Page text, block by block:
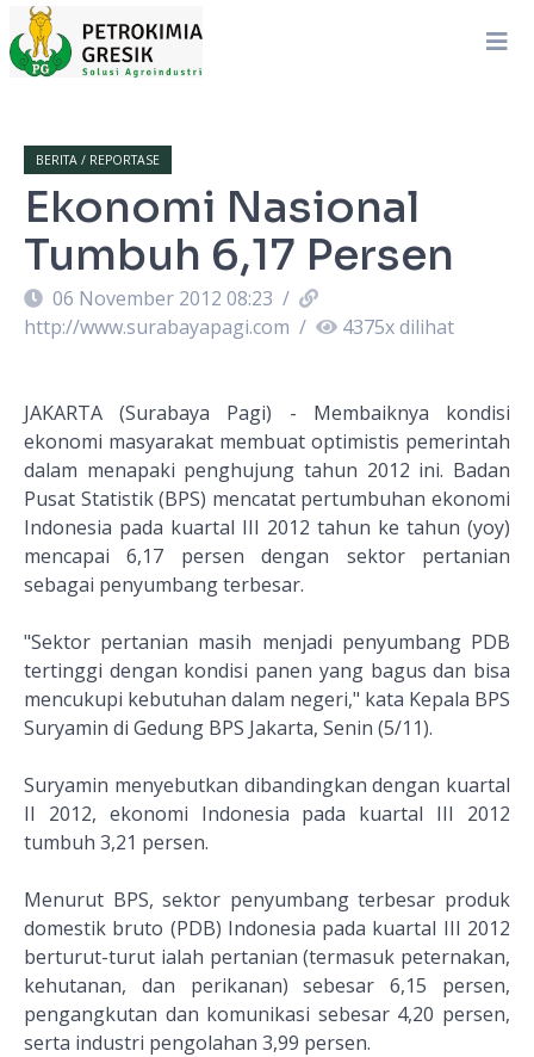
BERITA / REPORTASE
Ekonomi Nasional
Tumbuh 6,17 Persen
06 November 2012 08:23 /
http://www.surabayapagi.com / 4375x dilihat
JAKARTA (Surabaya Pagi) - Membaiknya kondisi
ekonomi masyarakat membuat optimistis pemerintah
dalam menapaki penghujung tahun 2012 ini. Badan
Pusat Statistik (BPS) mencatat pertumbuhan ekonomi
Indonesia pada kuartal III 2012 tahun ke tahun (yoy)
mencapai 6,17 persen dengan sektor pertanian
sebagai penyumbang terbesar.
"Sektor pertanian masih menjadi penyumbang PDB
tertinggi dengan kondisi panen yang bagus dan bisa
mencukupi kebutuhan dalam negeri," kata Kepala BPS
Suryamin di Gedung BPS Jakarta, Senin (5/11).
Suryamin menyebutkan dibandingkan dengan kuartal
II 2012, ekonomi Indonesia pada kuartal III 2012
tumbuh 3,21 persen.
Menurut BPS, sektor penyumbang terbesar produk
domestik bruto (PDB) Indonesia pada kuartal III 2012
berturut-turut ialah pertanian (termasuk peternakan,
kehutanan, dan perikanan) sebesar 6,15 persen,
pengangkutan dan komunikasi sebesar 4,20 persen,
serta industri pengolahan 3,99 persen.